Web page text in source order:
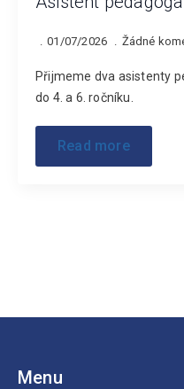
01/07/2026 Žádné
Přijmeme dva asistenty
do 4. a 6. ročníku.
Read more
Menu